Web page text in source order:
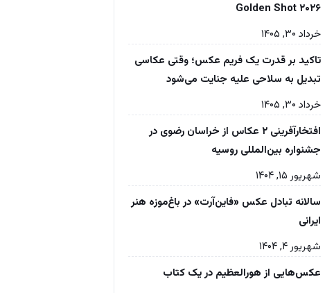
Golden Shot ۲۰۲۶
خرداد ۳۰, ۱۴۰۵
تاکید بر قدرت یک فریم عکس؛ وقتی عکاسی
تبدیل به سلاحی علیه جنایت می‌شود
خرداد ۳۰, ۱۴۰۵
افتخارآفرینی ۲ عکاس از خراسان رضوی در
جشنواره بین‌المللی روسیه
شهریور ۱۵, ۱۴۰۴
سالانه تبادل عکس «فاین‌آرت» در باغ‌موزه‌ هنر
ایرانی
شهریور ۴, ۱۴۰۴
عکس‌هایی از هورالعظیم در یک کتاب